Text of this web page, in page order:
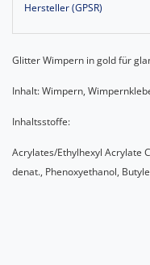
Hersteller (GPSR)
Glitter Wimpern in gold für
Inhalt: Wimpern,
Inhaltsstoffe:
Acrylates/Ethylhexyl Acrylate
denat., Phenoxyethanol,